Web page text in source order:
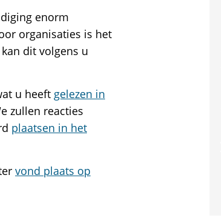
enorm
organisaties is het
dit volgens u
u heeft gelezen in
zullen reacties
plaatsen in het
vond plaats op